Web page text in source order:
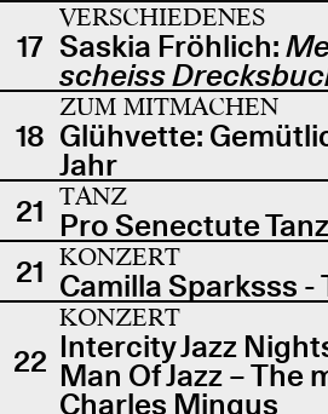
17
VERSCHIEDENES
Saskia Fröhlich:
scheiss
18
ZUM MITMACHEN
Glühvette:
Jahr
21 TANZ
Pro Senectute
21 KONZERT
Camilla Sparksss -
22
KONZERT
Intercity Jazz
Man Of Jazz – The
Charles Mingus